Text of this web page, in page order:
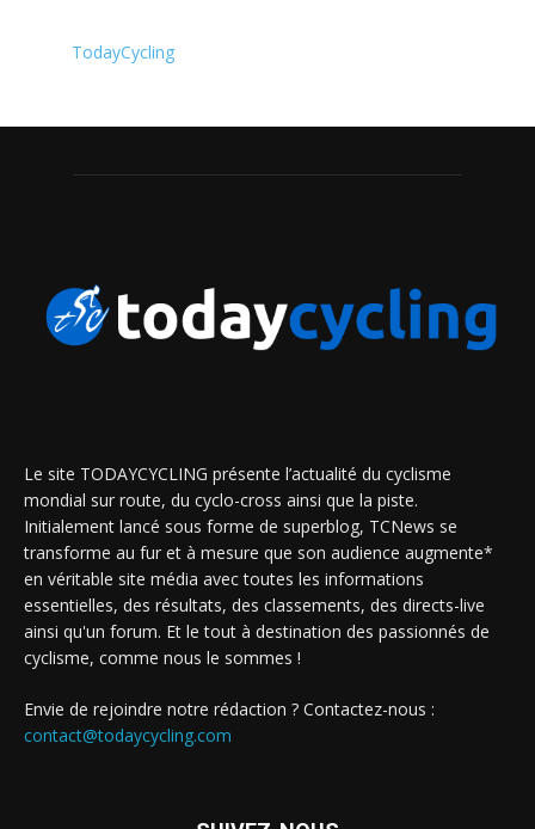
TodayCycling
Le site TODAYCYCLING présente l’actualité du cyclisme
mondial sur route, du cyclo-cross ainsi que la piste.
Initialement lancé sous forme de superblog, TCNews se
transforme au fur et à mesure que son audience augmente*
en véritable site média avec toutes les informations
essentielles, des résultats, des classements, des directs-live
ainsi qu'un forum. Et le tout à destination des passionnés de
cyclisme, comme nous le sommes !
Envie de rejoindre notre rédaction ? Contactez-nous :
contact@todaycycling.com